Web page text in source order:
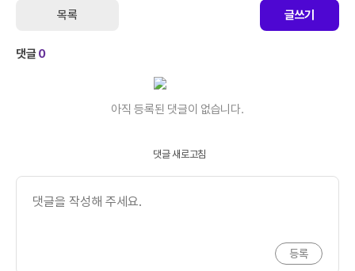
목록 글쓰기
댓글0
아직 등록된 댓글이 없습니다.
댓글 새로고침